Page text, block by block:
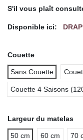
S'il vous plaît
Disponible ici:
Couette
Sans Couette
Couette 4 Saisons
Largeur du matelas
50 cm 60 cm 70